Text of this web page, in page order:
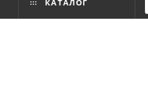
КАТАЛОГ